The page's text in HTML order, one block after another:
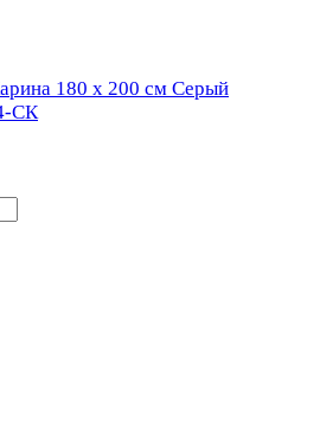
180 х 200 см Серый
СК